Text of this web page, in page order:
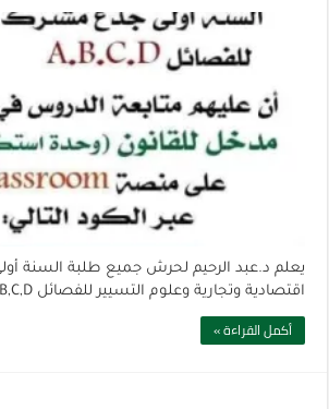
يعلم د.عبد الرحيم لحرش جميع طلبة السنة
اقتصادية وتجارية وعلوم التسيير للفصائل A,B,C,D
أكمل القراءة »